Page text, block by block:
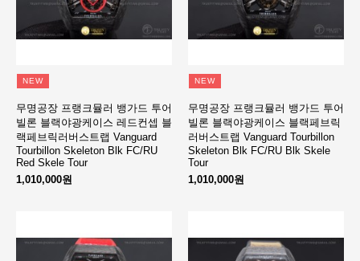
NEW
무명공장 프랭크뮬러 뱅가드 투어
빌론 블랙야광케이스 레드컨셉 블
랙페브릭러버스트랩 Vanguard
Tourbillon Skeleton Blk FC/RU
Red Skele Tour
1,010,000원
NEW
무명공장 프랭크뮬러 뱅가드 투어
빌론 블랙야광케이스 블랙페브릭
러버스트랩 Vanguard Tourbillon
Skeleton Blk FC/RU Blk Skele
Tour
1,010,000원